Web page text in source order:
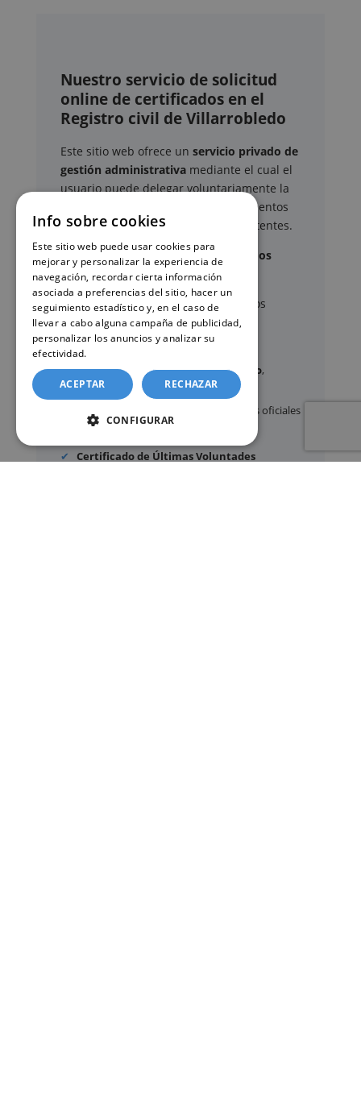
Nuestro servicio de solicitud
online de certificados en el
Registro civil de Villarrobledo
Este sitio web ofrece un servicio privado de
gestión administrativa mediante el cual el
usuario puede delegar voluntariamente la
tramitación de determinados documentos
oficiales ante los organismos competentes.
Documentos y trámites que podemos
gestionar
A través de nuestro servicio, podemos
gestionar, entre otros:
Certificados y partidas denacimiento,
matrimonio
y
defunción
de documentos oficiales
Certificado de Últimas Voluntades
Info sobre cookies
Este sitio web puede usar cookies para
mejorar y personalizar la experiencia de
navegación, recordar cierta información
asociada a preferencias del sitio, hacer un
seguimiento estadístico y, en el caso de
llevar a cabo alguna campaña de publicidad,
personalizar los anuncios y analizar su
efectividad.
ACEPTAR RECHAZAR
CONFIGURAR